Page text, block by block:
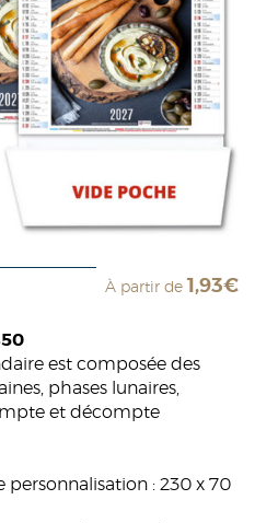
À partir de 1,93€
est composée des
phases lunaires,
et décompte
personnalisation : 230 x 70